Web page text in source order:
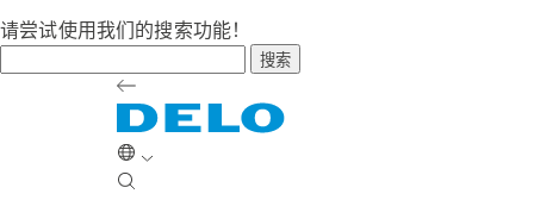
请尝试使用我们的搜索功能！
搜索